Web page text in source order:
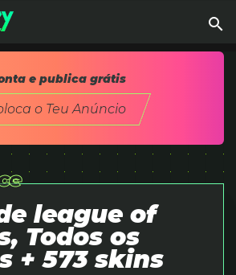
search
e publica grátis
o Teu Anúncio
league of
Todos os
+ 573 skins